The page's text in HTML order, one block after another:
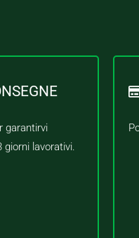
garantirvi
giorni lavorativi.